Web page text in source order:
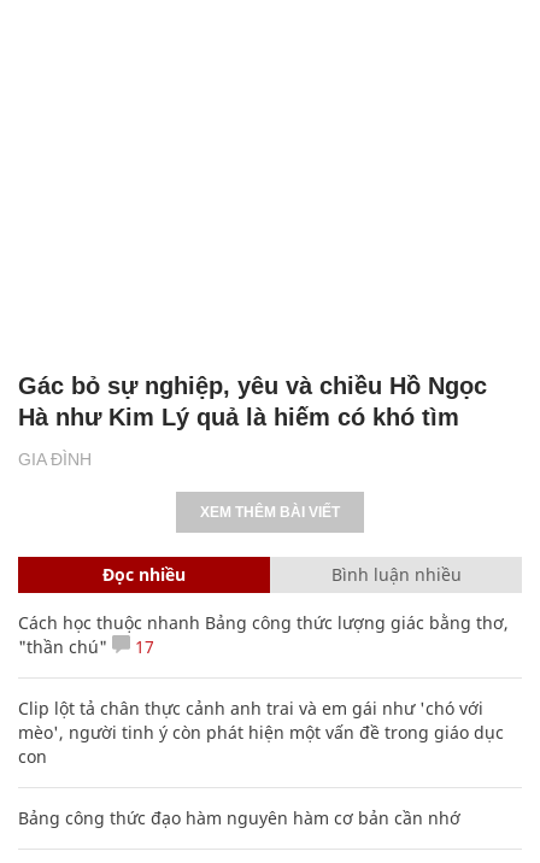
GIA ĐÌNH
Gác bỏ sự nghiệp, yêu và chiều Hồ Ngọc
Hà như Kim Lý quả là hiếm có khó tìm
XEM THÊM BÀI VIẾT
Đọc nhiều Bình luận nhiều
Cách học thuộc nhanh Bảng công thức lượng giác bằng thơ,
"thần chú"
17
Clip lột tả chân thực cảnh anh trai và em gái như 'chó với
mèo', người tinh ý còn phát hiện một vấn đề trong giáo dục
con
Bảng công thức đạo hàm nguyên hàm cơ bản cần nhớ